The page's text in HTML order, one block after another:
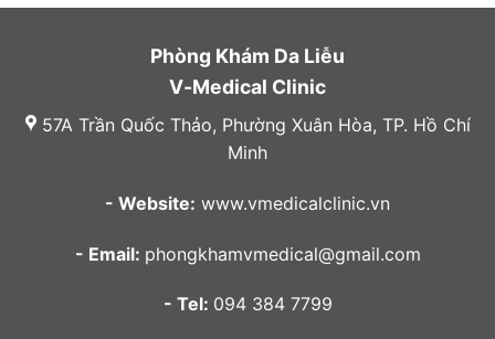
Phòng Khám Da Liễu
V-Medical Clinic
57A Trần Quốc Thảo, Phường Xuân Hòa, TP. Hồ Chí
Minh
- Website: www.vmedicalclinic.vn
- Email: phongkhamvmedical@gmail.com
- Tel: 094 384 7799